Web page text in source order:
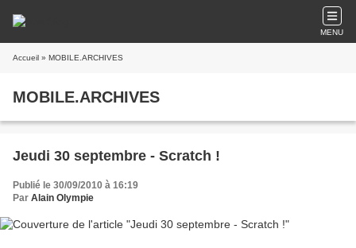
MENU
Accueil » MOBILE.ARCHIVES
MOBILE.ARCHIVES
Jeudi 30 septembre - Scratch !
Publié le 30/09/2010 à 16:19
Par Alain Olympie